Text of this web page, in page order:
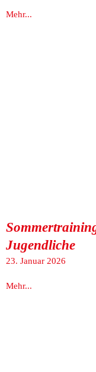
Mehr...
Jugendliche
23. Januar 2026
Mehr...